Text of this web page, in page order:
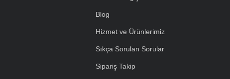
Blog
Hizmet ve Ürünlerimiz
Sıkça Sorulan Sorular
Sipariş Takip